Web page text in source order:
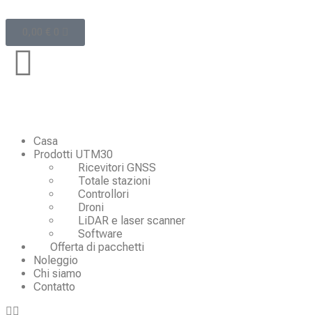
Casa
Prodotti UTM30
Ricevitori GNSS
Totale stazioni
Controllori
Droni
LiDAR e laser scanner
Software
Offerta di pacchetti
Noleggio
Chi siamo
Contatto